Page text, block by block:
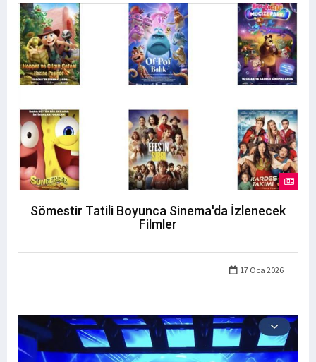
Sömestir Tatili Boyunca Sinema'da İzlenecek
Filmler
17 Oca 2026